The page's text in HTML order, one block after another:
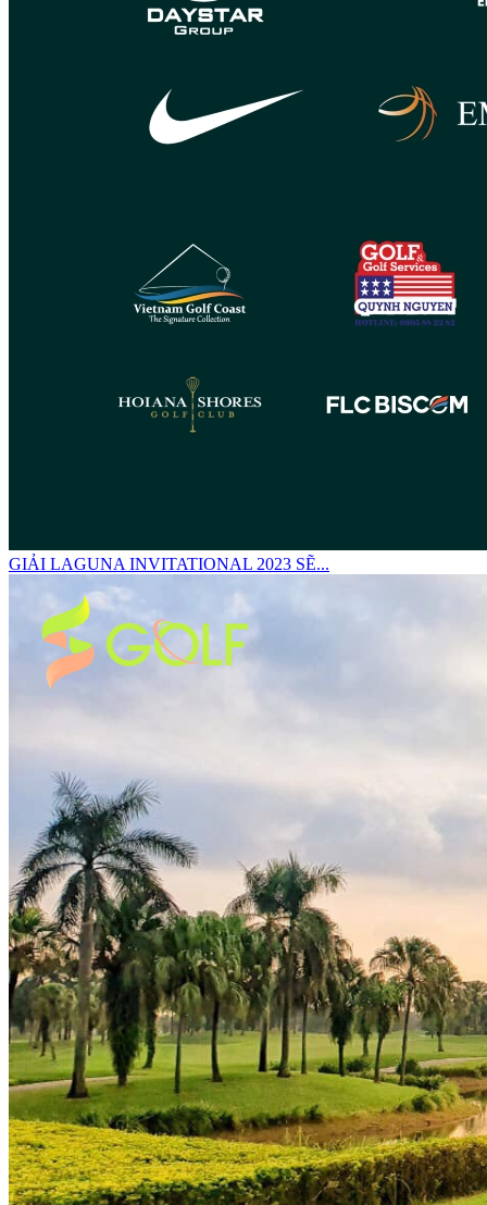
GIẢI LAGUNA INVITATIONAL 2023 SẼ...